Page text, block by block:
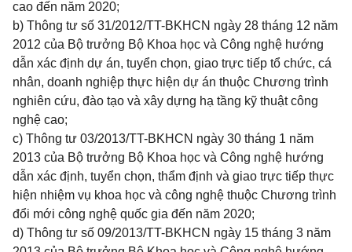
cao đến năm 2020;
b) Thông tư số 31/2012/TT-BKHCN ngày 28 tháng 12 năm
2012 của Bộ trưởng Bộ Khoa học và Công nghệ hướng
dẫn xác định dự án, tuyển chọn, giao trực tiếp tổ chức, cá
nhân, doanh nghiệp thực hiện dự án thuộc Chương trình
nghiên cứu, đào tạo và xây dựng hạ tầng kỹ thuật công
nghệ cao;
c) Thông tư 03/2013/TT-BKHCN ngày 30 tháng 1 năm
2013 của Bộ trưởng Bộ Khoa học và Công nghệ hướng
dẫn xác định, tuyển chọn, thẩm định và giao trực tiếp thực
hiện nhiệm vụ khoa học và công nghệ thuộc Chương trình
đổi mới công nghệ quốc gia đến năm 2020;
d) Thông tư số 09/2013/TT-BKHCN ngày 15 tháng 3 năm